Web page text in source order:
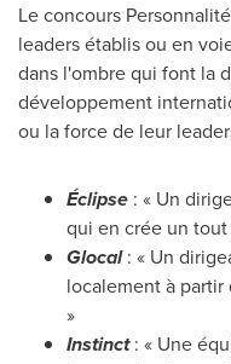
Le concours
leaders établis ou en
dans l'ombre qui font la
développement
ou la force de leur
Éclipse : « Un
qui en crée un
Glocal: « Un
localement à
»
Instinct: « Une